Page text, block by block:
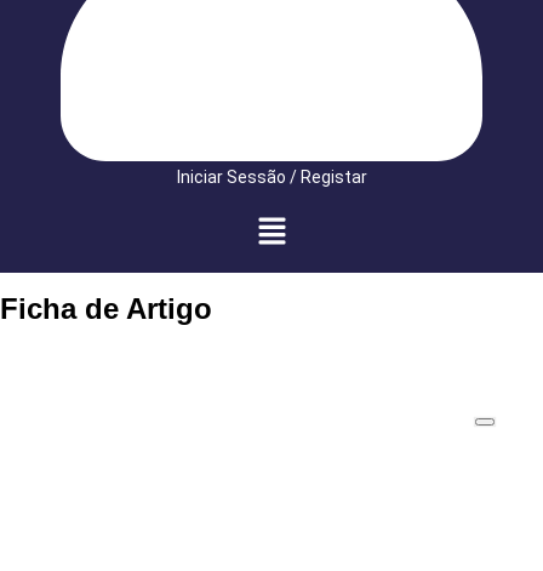
Iniciar Sessão / Registar
Ficha de Artigo